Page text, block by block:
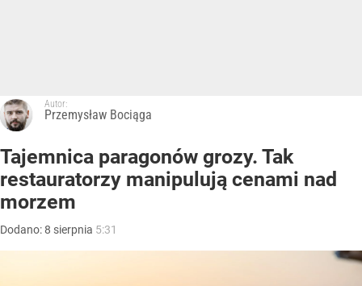
Autor:
Przemysław Bociąga
Tajemnica paragonów grozy. Tak
restauratorzy manipulują cenami nad
morzem
Dodano:8 sierpnia 5:31